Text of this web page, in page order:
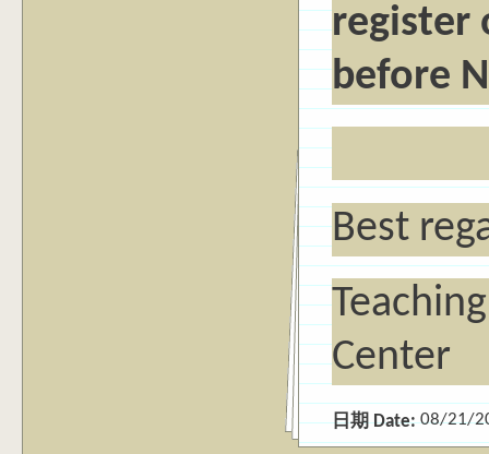
register
before
Best
Center
日期 Date:08/21/